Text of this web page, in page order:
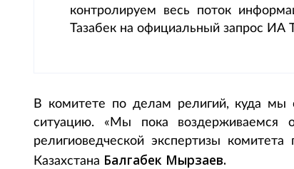
контролируем весь поток
Тазабек на официальный запрос ИА
В комитете по делам религий, куда мы
ситуацию. «Мы пока воздерживаемся
религиоведческой экспертизы
Казахстана Балгабек Мырзаев.